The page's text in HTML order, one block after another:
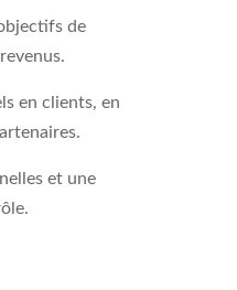
de
en clients, en
et une